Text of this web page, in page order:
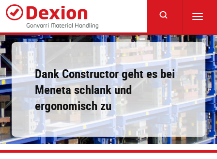
Skip
main
content
Dank Constructor geht es bei
Meneta schlank und
ergonomisch zu